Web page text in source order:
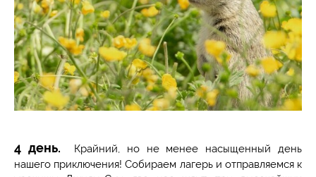
4 день.
Крайний, но не менее насыщенный день
нашего приключения! Собираем лагерь и отправляемся к